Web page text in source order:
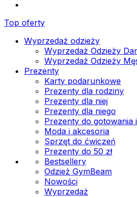
Top oferty
Wyprzedaż odzieży
Wyprzedaż Odzieży
Wyprzedaż Odzieży
Prezenty
Karty podarunkowe
Prezenty dla rodziny
Prezenty dla niej
Prezenty dla niego
Prezenty do gotowania
Moda i akcesoria
Sprzęt do ćwiczeń
Prezenty do 50 zł
Bestsellery
Odzież GymBeam
Nowości
Wyprzedaż